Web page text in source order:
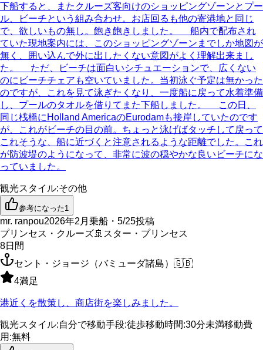
下船すると、またクルーズ客向けのショッピングゾーンとプー
ル、ビーチという組み合わせ。お店回るも他の寄港地と同じ
で、欲しいもの無し。飽き飽きしました。 船内で配布され
ていた現地案内には、このショッピングゾーンまでしか地図が
無く、囲い込んで外に出したくない意図がよく理解出来まし
た。 ただ、ビーチは面白いシチュエーションで、広くない
のにビーチチェアも空いていました。当初泳ぐ予定は無かった
のですが、これを見て泳ぎたくなり、一度船に戻って水着準備
し、プールのタオルを借りてまた下船しました。 この日、
同じ桟橋にHolland AmericaのEurodamも接岸していたのです
が、これがビーチの目の前。ちょっと泳げばタッチして戻って
これそうな、船に近づくと注意されるような距離でした。これ
が防波堤のようになって、非常に波の穏やかな良いビーチにな
っていました。
観光スタイル:その他
参考になった1
mr. ranpou2026年2月乗船・5/25投稿
プリンセス・クルーズ🚢 スター・プリンセス
8日間
セント・ジョージ（バミューダ諸島） 🇬🇧
4満足
港近くを散策し、商店街を楽しみました。
観光スタイル:自分で移動手段:徒歩移動時間:30分未満移動費
用 :無料